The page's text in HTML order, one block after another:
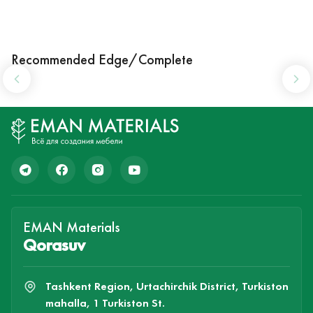
Recommended Edge/Complete
EMAN Materials
Qorasuv
Tashkent Region, Urtachirchik District, Turkiston
mahalla, 1 Turkiston St.